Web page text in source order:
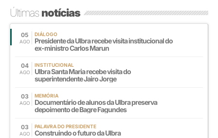
Últimasnotícias
05
AGO
DIÁLOGO
Presidente da Ulbra recebe visita institucional do
ex-ministro Carlos Marun
04
AGO
INSTITUCIONAL
Ulbra Santa Maria recebe visita do
superintendente Jairo Jorge
03
AGO
MEMÓRIA
Documentário de alunos da Ulbra preserva
depoimento de Bagre Fagundes
03
AGO
PALAVRA DO PRESIDENTE
Construindo o futuro da Ulbra